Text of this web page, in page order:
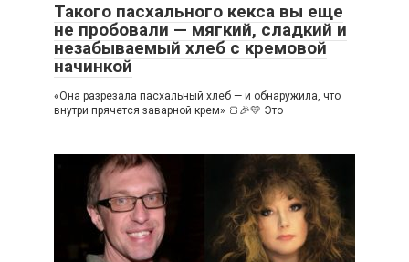
Такого пасхального кекса вы еще
не пробовали — мягкий, сладкий и
незабываемый хлеб с кремовой
начинкой
«Она разрезала пасхальный хлеб — и обнаружила, что
внутри прячется заварной крем» 🍞🎉💛 Это